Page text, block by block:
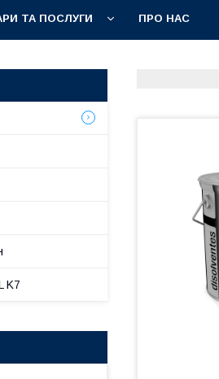
ТА ПОСЛУГИ ПРО НАС
K7